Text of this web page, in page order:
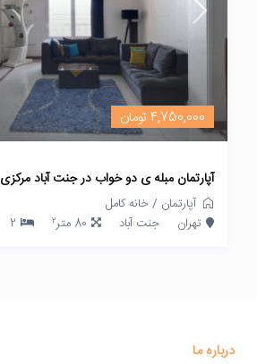
4,750,000 تومان
آپارتمان مبله ی دو خواب در جنت آباد مرکزی
آپارتمان /خانه کامل
تهران
جنت آباد 80 متر 2
2
درباره ما